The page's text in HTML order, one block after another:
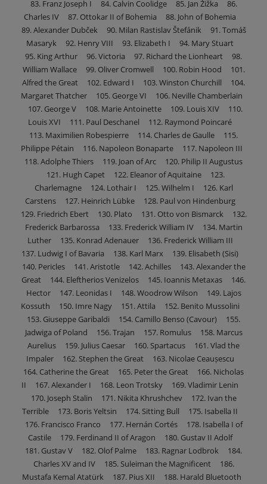
83. Franz Joseph I 84. Calvin Coolidge 85. Jan Žižka 86.
Charles IV 87. Ottokar II of Bohemia 88. John of Bohemia
89. Alexander Dubček 90. Milan Rastislav Štefánik 91. Tomáš
Masaryk 92. Henry VIII 93. Elizabeth I 94. Mary Stuart
95. King Arthur 96. Victoria 97. Richard the Lionheart 98.
William Wallace 99. Oliver Cromwell 100. Robin Hood 101.
Alfred the Great 102. Edward I 103. Winston Churchill 104.
Margaret Thatcher 105. George VI 106. Neville Chamberlain
107. George V 108. Marie Antoinette 109. Louis XIV 110.
Louis XVI 111. Paul Deschanel 112. Raymond Poincaré
113. Maximilien Robespierre 114. Charles de Gaulle 115.
Philippe Pétain 116. Napoleon Bonaparte 117. Napoleon III
118. Adolphe Thiers 119. Joan of Arc 120. Philip II Augustus
121. Hugh Capet 122. Eleanor of Aquitaine 123.
Charlemagne 124. Lothair I 125. Wilhelm I 126. Karl
Carstens 127. Heinrich Lübke 128. Paul von Hindenburg
129. Friedrich Ebert 130. Plato 131. Otto von Bismarck 132.
Frederick Barbarossa 133. Frederick William IV 134. Martin
Luther 135. Konrad Adenauer 136. Frederick William III
137. Ludwig I of Bavaria 138. Karl Marx 139. Elisabeth (Sisi)
140. Pericles 141. Aristotle 142. Achilles 143. Alexander the
Great 144. Eleftherios Venizelos 145. Ioannis Metaxas 146.
Hector 147. Leonidas I 148. Woodrow Wilson 149. Lajos
Kossuth 150. Imre Nagy 151. Attila 152. Benito Mussolini
153. Giuseppe Garibaldi 154. Camillo Benso (Cavour) 155.
Jadwiga of Poland 156. Trajan 157. Romulus 158. Marcus
Aurelius 159. Julius Caesar 160. Spartacus 161. Vlad the
Impaler 162. Stephen the Great 163. Nicolae Ceaușescu
164. Catherine the Great 165. Peter the Great 166. Nicholas
II 167. Alexander I 168. Leon Trotsky 169. Vladimir Lenin
170. Joseph Stalin 171. Nikita Khrushchev 172. Ivan the
Terrible 173. Boris Yeltsin 174. Sitting Bull 175. Isabella II
176. Francisco Franco 177. Hernán Cortés 178. Isabella I of
Castile 179. Ferdinand II of Aragon 180. Gustav II Adolf
181. Gustav V 182. Olof Palme 183. Ragnar Lodbrok 184.
Charles XV and IV 185. Suleiman the Magnificent 186.
Mustafa Kemal Atatürk 187. Pius XII 188. Harald Bluetooth